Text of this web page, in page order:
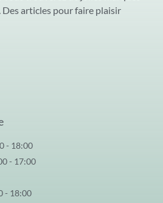
articles pour faire plaisir
- 18:00
- 17:00
- 18:00